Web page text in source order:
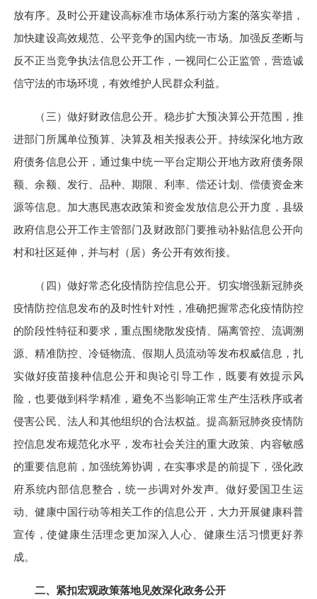
放有序。及时公开建设高标准市场体系行动方案的落实举措，
加快建设高效规范、公平竞争的国内统一市场。加强反垄断与
反不正当竞争执法信息公开工作，一视同仁公正监管，营造诚
信守法的市场环境，有效维护人民群众利益。
（三）做好财政信息公开。 稳步扩大预决算公开范围，推
进部门所属单位预算、决算及相关报表公开。持续深化地方政
府债务信息公开，通过集中统一平台定期公开地方政府债务限
额、余额、发行、品种、期限、利率、偿还计划、偿债资金来
源等信息。加大惠民惠农政策和资金发放信息公开力度，县级
政府信息公开工作主管部门及财政部门要推动补贴信息公开向
村和社区延伸，并与村（居）务公开有效衔接。
（四）做好常态化疫情防控信息公开。 切实增强新冠肺炎
疫情防控信息发布的及时性针对性，准确把握常态化疫情防控
的阶段性特征和要求，重点围绕散发疫情、隔离管控、流调溯
源、精准防控、冷链物流、假期人员流动等发布权威信息，扎
实做好疫苗接种信息公开和舆论引导工作，既要有效提示风
险，也要做到科学精准，避免不当影响正常生产生活秩序或者
侵害公民、法人和其他组织的合法权益。提高新冠肺炎疫情防
控信息发布规范化水平，发布社会关注的重大政策、内容敏感
的重要信息前，加强统筹协调，在实事求是的前提下，强化政
府系统内部信息整合，统一步调对外发声。做好爱国卫生运
动、健康中国行动等相关工作的信息公开，大力开展健康科普
宣传，使健康生活理念更加深入人心、健康生活习惯更好养
成。
二、紧扣宏观政策落地见效深化政务公开